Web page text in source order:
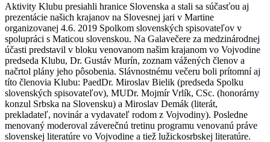
Aktivity Klubu presiahli hranice Slovenska a stali sa súčasťou aj
prezentácie našich krajanov na Slovesnej jari v Martine
organizovanej 4.6. 2019 Spolkom slovenských spisovateľov v
spolupráci s Maticou slovenskou. Na Galavečere za medzinárodnej
účasti predstavil v bloku venovanom našim krajanom vo Vojvodine
predseda Klubu, Dr. Gustáv Murín, zoznam vážených členov a
načrtol plány jeho pôsobenia. Slávnostnému večeru boli prítomní aj
títo členovia Klubu: PaedDr. Miroslav Bielik (predseda Spolku
slovenských spisovateľov), MUDr. Mojmír Vrlík, CSc. (honorárny
konzul Srbska na Slovensku) a Miroslav Demák (literát,
prekladateľ, novinár a vydavateľ rodom z Vojvodiny). Posledne
menovaný moderoval záverečnú tretinu programu venovanú práve
slovenskej literatúre vo Vojvodine a tiež lužickosrbskej literatúre.